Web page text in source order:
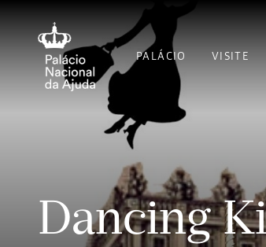
PALÁCIO VISITE
Dancing